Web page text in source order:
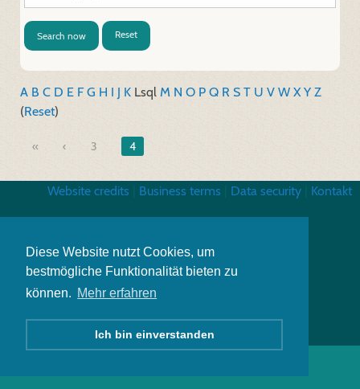
Diese Website nutzt Cookies, um
bestmögliche Funktionalität bieten zu
können. Mehr erfahren
Ich bin einverstanden
Search now Reset
A B C D E FG H I J K Lsql M N O P Q R S T U V W XY Z
(Reset)
« 3 4
Website credits Business terms Data security Kontakt